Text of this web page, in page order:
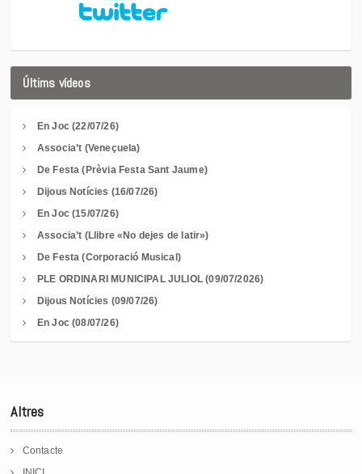
Últims vídeos
En Joc (22/07/26)
Associa’t (Veneçuela)
De Festa (Prèvia Festa Sant Jaume)
Dijous Notícies (16/07/26)
En Joc (15/07/26)
Associa’t (Llibre «No dejes de latir»)
De Festa (Corporació Musical)
PLE ORDINARI MUNICIPAL JULIOL (09/07/2026)
Dijous Notícies (09/07/26)
En Joc (08/07/26)
Altres
Contacte